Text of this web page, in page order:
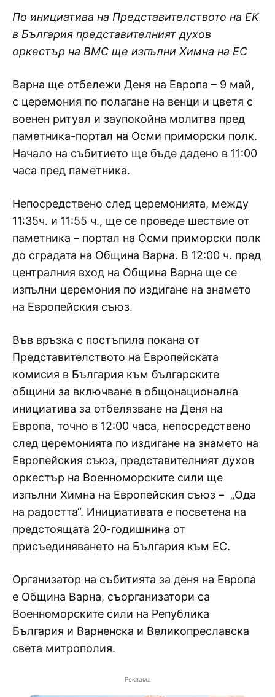
По инициатива на Представителството на ЕК
в България представителният духов
оркестър на ВМС ще изпълни Химна на ЕС
Варна ще отбележи Деня на Европа – 9 май,
с церемония по полагане на венци и цветя с
военен ритуал и заупокойна молитва пред
паметника-портал на Осми приморски полк.
Начало на събитието ще бъде дадено в 11:00
часа пред паметника.
Непосредствено след церемонията, между
11:35ч. и 11:55 ч., ще се проведе шествие от
паметника – портал на Осми приморски полк
до сградата на Община Варна. В 12:00 ч. пред
централния вход на Община Варна ще се
изпълни церемония по издигане на знамето
на Европейския съюз.
Във връзка с постъпила покана от
Представителството на Европейската
комисия в България към българските
общини за включване в общонационална
инициатива за отбелязване на Деня на
Европа, точно в 12:00 часа, непосредствено
след церемонията по издигане на знамето на
Европейския съюз, представителният духов
оркестър на Военноморските сили ще
изпълни Химна на Европейския съюз – „Ода
на радостта“. Инициативата е посветена на
предстоящата 20-годишнина от
присъединяването на България към ЕС.
Организатор на събитията за деня на Европа
е Община Варна, съорганизатори са
Военноморските сили на Република
България и Варненска и Великопреславска
света митрополия.
Реклама